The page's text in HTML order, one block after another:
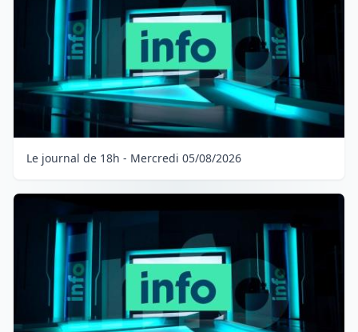
Le journal de 18h - Mercredi 05/08/2026